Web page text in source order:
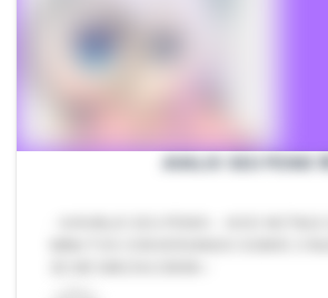
AVALIO SEU PENIS 🌸